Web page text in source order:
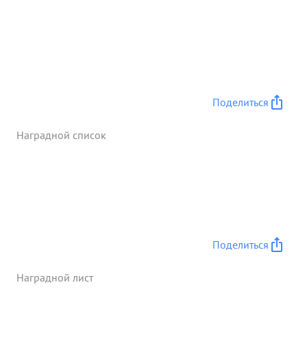
Поделиться
Наградной список
Поделиться
Наградной лист